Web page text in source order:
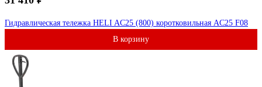
Гидравлическая тележка HELI AC25 (800) коротковильная AC25 F08
В корзину